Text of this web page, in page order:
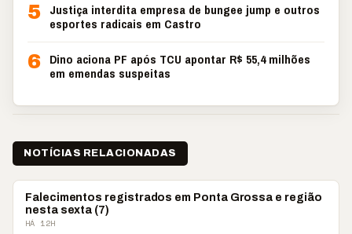
5 Justiça interdita empresa de bungee jump e outros
esportes radicais em Castro
6 Dino aciona PF após TCU apontar R$ 55,4 milhões
em emendas suspeitas
NOTÍCIAS RELACIONADAS
OBITUÁRIO
Falecimentos registrados em Ponta Grossa e região
nesta sexta (7)
HÁ 12H